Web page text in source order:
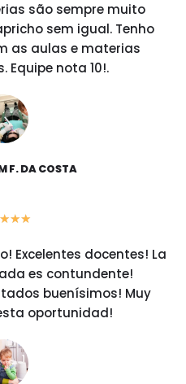
são sempre muito
sem igual. Tenho
as aulas e materias
Equipe nota 10!.
F. DA COSTA
★★★
Excelentes docentes! La
es contundente!
buenísimos! Muy
oportunidad!